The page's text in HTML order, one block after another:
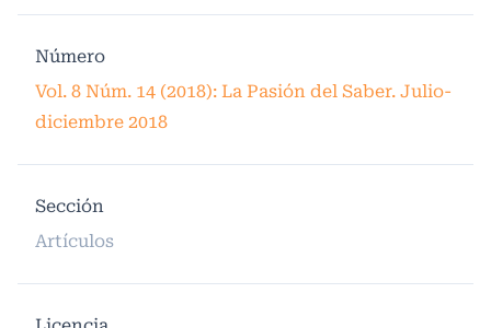
Número
Vol. 8 Núm. 14 (2018): La Pasión del Saber. Julio-
diciembre 2018
Sección
Artículos